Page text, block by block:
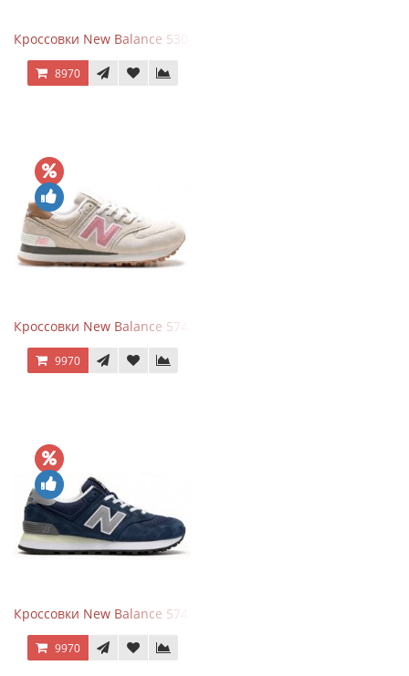
Кроссовки New Balance 530 White Silver Metallic
8970
Кроссовки New Balance 574 Power Beige Pink
9970
Кроссовки New Balance 574 Classic Blue Grey
9970